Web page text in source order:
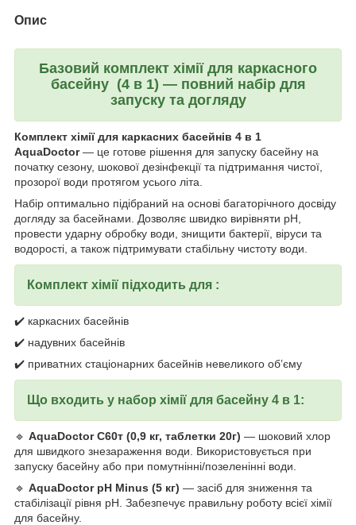
Опис
Базовий комплект хімії для каркасного
басейну (4 в 1) — повний набір для
запуску та догляду
Комплект хімії для каркасних басейнів 4 в 1
AquaDoctor— це готове рішення для запуску басейну на
початку сезону, шокової дезінфекції та підтримання чистої,
прозорої води протягом усього літа.
Набір оптимально підібраний на основі багаторічного досвіду
догляду за басейнами. Дозволяє швидко вирівняти pH,
провести ударну обробку води, знищити бактерії, віруси та
водорості, а також підтримувати стабільну чистоту води.
Комплект хімії підходить для :
✔️ каркасних басейнів
✔️ надувних басейнів
✔️ приватних стаціонарних басейнів невеликого об’єму
Що входить у набор хімії для басейну 4 в 1:
🔹 AquaDoctor C60т (0,9 кг, таблетки 20г) — шоковий хлор
для швидкого знезараження води. Використовується при
запуску басейну або при помутнінні/позеленінні води.
🔹 AquaDoctor pH Minus (5 кг) — засіб для зниження та
стабілізації рівня pH. Забезпечує правильну роботу всієї хімії
для басейну.